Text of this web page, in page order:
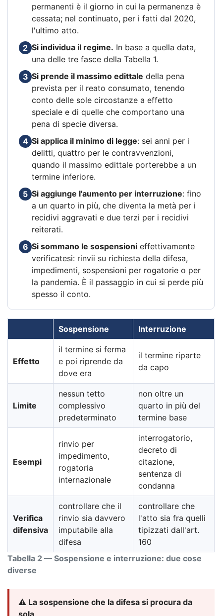
permanenti è il giorno in cui la permanenza è
cessata; nel continuato, per i fatti dal 2020,
l'ultimo atto.
2 Si individua il regime. In base a quella data,
una delle tre fasce della Tabella 1.
3 Si prende il massimo edittale della pena
prevista per il reato consumato, tenendo
conto delle sole circostanze a effetto
speciale e di quelle che comportano una
pena di specie diversa.
4 Si applica il minimo di legge: sei anni per i
delitti, quattro per le contravvenzioni,
quando il massimo edittale porterebbe a un
termine inferiore.
5 Si aggiunge l'aumento per interruzione: fino
a un quarto in più, che diventa la metà per i
recidivi aggravati e due terzi per i recidivi
reiterati.
6 Si sommano le sospensioni effettivamente
verificatesi: rinvii su richiesta della difesa,
impedimenti, sospensioni per rogatorie o per
la pandemia. È il passaggio in cui si perde più
spesso il conto.
Tabella 2 — Sospensione e interruzione: due cose
diverse
Sospensione Interruzione
Effetto
il termine si ferma
e poi riprende da
dove era
il termine riparte
da capo
Limite
nessun tetto
complessivo
predeterminato
non oltre un
quarto in più del
termine base
Esempi
rinvio per
impedimento,
rogatoria
internazionale
interrogatorio,
decreto di
citazione,
sentenza di
condanna
Verifica
difensiva
controllare che il
rinvio sia davvero
imputabile alla
difesa
controllare che
l'atto sia fra quelli
tipizzati dall'art.
160
⚠️ La sospensione che la difesa si procura da
sola